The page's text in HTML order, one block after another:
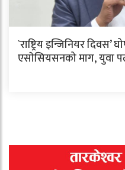
`राष्ट्रिय इन्जिनियर दिवस’
एसाेसियसनको माग, युवा